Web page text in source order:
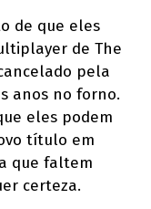
de que eles
de The
pela
anos no forno.
eles podem
título em
que faltem
certeza.